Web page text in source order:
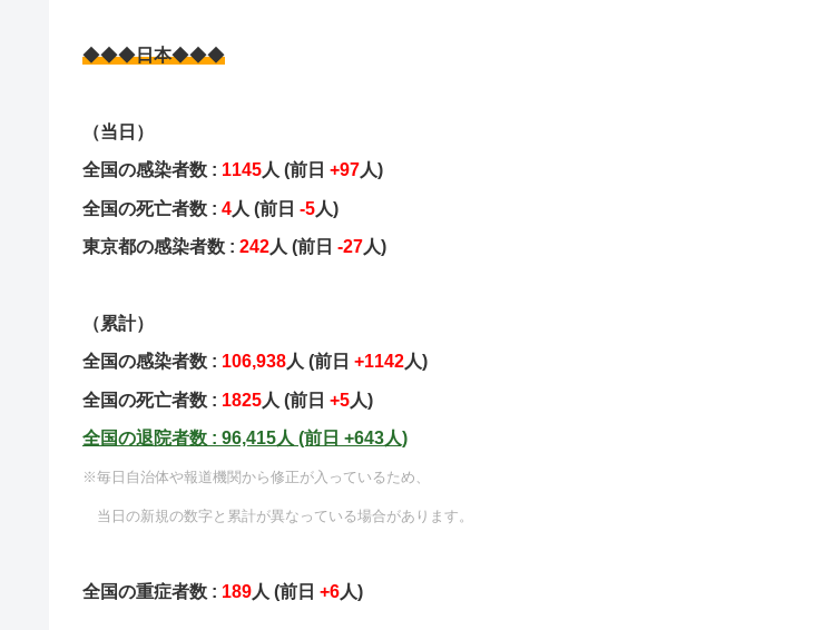
◆◆◆日本◆◆◆
（当日）
全国の感染者数 : 1145人 (前日 +97人)
全国の死亡者数 : 4人 (前日 -5人)
東京都の感染者数 : 242人 (前日 -27人)
（累計）
全国の感染者数 : 106,938人 (前日 +1142人)
全国の死亡者数 : 1825人 (前日 +5人)
全国の退院者数 : 96,415人 (前日 +643人)
※毎日自治体や報道機関から修正が入っているため、
当日の新規の数字と累計が異なっている場合があります。
全国の重症者数 : 189人 (前日 +6人)